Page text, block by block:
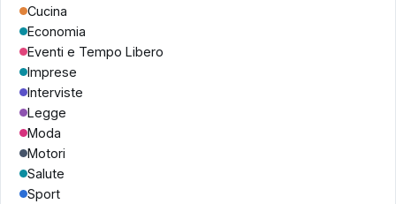
Cucina
Economia
Eventi e Tempo Libero
Imprese
Interviste
Legge
Moda
Motori
Salute
Sport